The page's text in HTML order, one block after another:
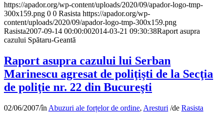
https://apador.org/wp-content/uploads/2020/09/apador-logo-tmp-
300x159.png 0 0 Rasista https://apador.org/wp-
content/uploads/2020/09/apador-logo-tmp-300x159.png
Rasista2007-09-14 00:00:002014-03-21 09:30:38Raport asupra
cazului Spătaru-Geantă
Raport asupra cazului lui Serban
Marinescu agresat de poliţişti de la Secţia
de poliţie nr. 22 din Bucureşti
02/06/2007/în Abuzuri ale forțelor de ordine, Aresturi /de Rasista